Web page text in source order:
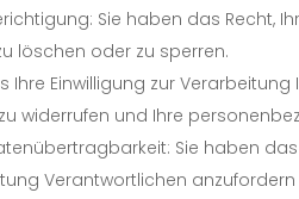
Sie haben das Recht,
löschen oder zu sperren.
Ihre Einwilligung zur
widerrufen und Ihre
Sie haben
Verantwortlichen